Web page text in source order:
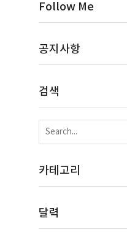
Follow Me
공지사항
검색
카테고리
달력